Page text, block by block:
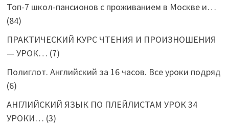
Топ-7 школ-пансионов с проживанием в Москве и…
(84)
ПРАКТИЧЕСКИЙ КУРС ЧТЕНИЯ И ПРОИЗНОШЕНИЯ
— УРОК… (7)
Полиглот. Английский за 16 часов. Все уроки подряд
(6)
АНГЛИЙСКИЙ ЯЗЫК ПО ПЛЕЙЛИСТАМ УРОК 34
УРОКИ… (3)